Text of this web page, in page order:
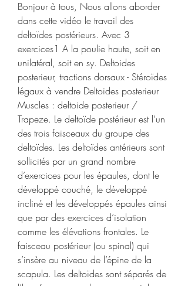
Bonjour à tous, Nous allons aborder
dans cette vidéo le travail des
deltoïdes postérieurs. Avec 3
exercices1 A la poulie haute, soit en
unilatéral, soit en sy. Deltoides
posterieur, tractions dorsaux - Stéroïdes
légaux à vendre Deltoides posterieur
Muscles : deltoide posterieur /
Trapeze. Le deltoïde postérieur est l’un
des trois faisceaux du groupe des
deltoïdes. Les deltoïdes antérieurs sont
sollicités par un grand nombre
d’exercices pour les épaules, dont le
développé couché, le développé
incliné et les développés épaules ainsi
que par des exercices d’isolation
comme les élévations frontales. Le
faisceau postérieur (ou spinal) qui
s’insère au niveau de l’épine de la
scapula. Les deltoïdes sont séparés de